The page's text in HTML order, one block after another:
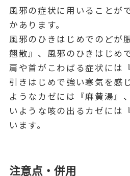
風邪の症状に用いることが
かあります。
風邪のひきはじめでのどが
翹散』、風邪のひきはじめ
肩や首がこわばる症状には
引きはじめで強い寒気を感
ようなカゼには『麻黄湯』
いような咳の出るカゼには
います。
注意点・併用